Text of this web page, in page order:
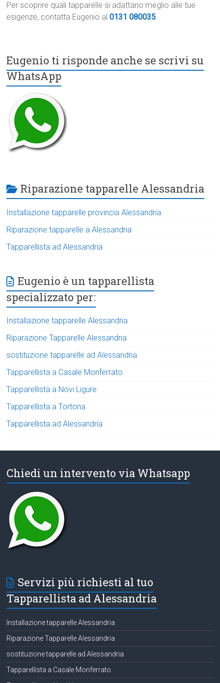
Per scoprire quali tapparelle si adattano meglio alle tue
esigenze, contatta Eugenio al0131 080035.
Eugenio ti risponde anche se scrivi su
WhatsApp
Riparazione tapparelle Alessandria
Installazione tapparelle provincia Alessandria
Riparazione tapparelle a Alessandria
Tapparellista ad Alessandria
Eugenio è un tapparellista
specializzato per:
Installazione tapparelle Alessandria
Riparazione Tapparelle Alessandria
sostituzione tapparelle ad Alessandria
Tapparellista a Casale Monferrato
Tapparellista a Novi Ligure
Tapparellista a Tortona
Tapparellista ad Alessandria
Chiedi un intervento via Whatsapp
Servizi più richiesti al tuo
Tapparellista ad Alessandria
Installazione tapparelle Alessandria
Riparazione Tapparelle Alessandria
sostituzione tapparelle ad Alessandria
Tapparellista a Casale Monferrato